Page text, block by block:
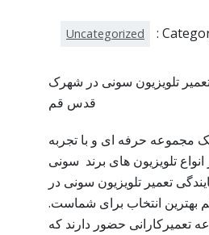
Uncategorized
تلویزیون سونی در شهرک
قدس قم
مجموعه حرفه ای و با تجربه
انواع تلویزیون های برند سونی
تعمیر تلویزیون سونی در
انتخاب برای شماست.
تعمیرکارانی حضور دارند که